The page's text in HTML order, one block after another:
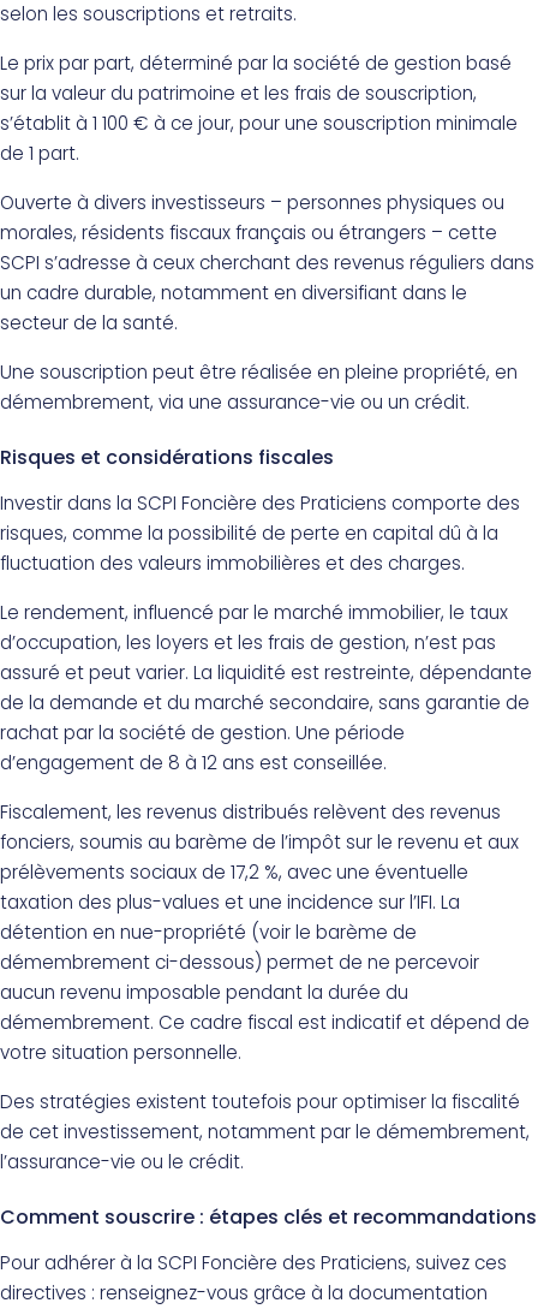
selon les souscriptions et retraits.
Le prix par part, déterminé par la société de gestion basé
sur la valeur du patrimoine et les frais de souscription,
s’établit à 1 100 € à ce jour, pour une souscription minimale
de 1 part.
Ouverte à divers investisseurs – personnes physiques ou
morales, résidents fiscaux français ou étrangers – cette
SCPI s’adresse à ceux cherchant des revenus réguliers dans
un cadre durable, notamment en diversifiant dans le
secteur de la santé.
Une souscription peut être réalisée en pleine propriété, en
démembrement, via une assurance-vie ou un crédit.
Risques et considérations fiscales
Investir dans la SCPI Foncière des Praticiens comporte des
risques, comme la possibilité de perte en capital dû à la
fluctuation des valeurs immobilières et des charges.
Le rendement, influencé par le marché immobilier, le taux
d’occupation, les loyers et les frais de gestion, n’est pas
assuré et peut varier. La liquidité est restreinte, dépendante
de la demande et du marché secondaire, sans garantie de
rachat par la société de gestion. Une période
d’engagement de 8 à 12 ans est conseillée.
Fiscalement, les revenus distribués relèvent des revenus
fonciers, soumis au barème de l’impôt sur le revenu et aux
prélèvements sociaux de 17,2 %, avec une éventuelle
taxation des plus-values et une incidence sur l’IFI. La
détention en nue-propriété (voir le barème de
démembrement ci-dessous) permet de ne percevoir
aucun revenu imposable pendant la durée du
démembrement. Ce cadre fiscal est indicatif et dépend de
votre situation personnelle.
Des stratégies existent toutefois pour optimiser la fiscalité
de cet investissement, notamment par le démembrement,
l’assurance-vie ou le crédit.
Comment souscrire : étapes clés et recommandations
Pour adhérer à la SCPI Foncière des Praticiens, suivez ces
directives : renseignez-vous grâce à la documentation